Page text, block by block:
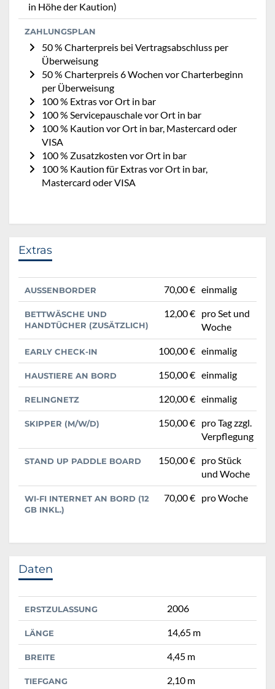
in Höhe der Kaution)
ZAHLUNGSPLAN
50 % Charterpreis bei Vertragsabschluss per
Überweisung
50 % Charterpreis 6 Wochen vor Charterbeginn
per Überweisung
100 % Extras vor Ort in bar
100 % Servicepauschale vor Ort in bar
100 % Kaution vor Ort in bar, Mastercard oder
VISA
100 % Zusatzkosten vor Ort in bar
100 % Kaution für Extras vor Ort in bar,
Mastercard oder VISA
Extras
AUSSENBORDER 70,00 € einmalig
BETTWÄSCHE UND
HANDTÜCHER (ZUSÄTZLICH)
12,00 € pro Set und
Woche
EARLY CHECK-IN 100,00 € einmalig
HAUSTIERE AN BORD 150,00 € einmalig
RELINGNETZ 120,00 € einmalig
SKIPPER (M/W/D) 150,00 € pro Tag zzgl.
Verpflegung
STAND UP PADDLE BOARD 150,00 € pro Stück
und Woche
WI-FI INTERNET AN BORD (12
GB INKL.)
70,00 € pro Woche
Daten
ERSTZULASSUNG 2006
LÄNGE 14,65 m
BREITE 4,45 m
TIEFGANG 2,10 m